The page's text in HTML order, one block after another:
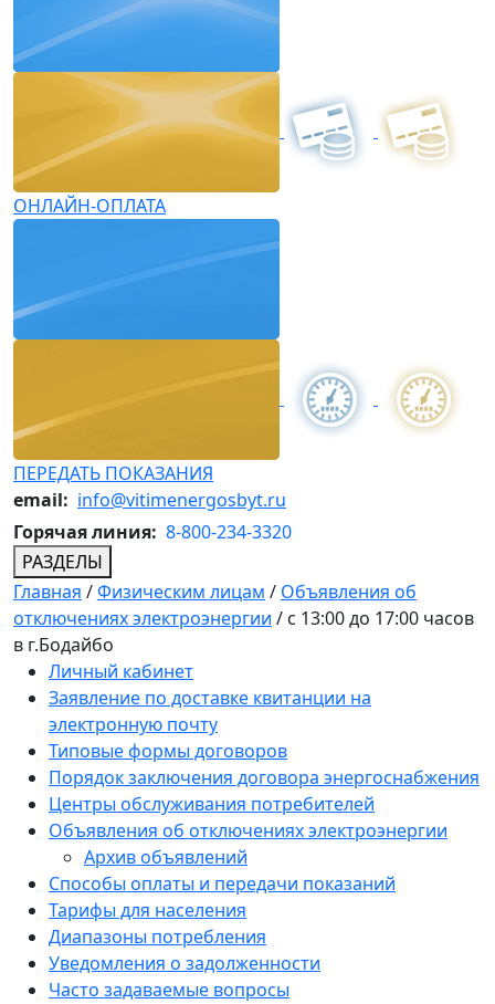
ОНЛАЙН-ОПЛАТА
ПЕРЕДАТЬ ПОКАЗАНИЯ
email: info@vitimenergosbyt.ru
Горячая линия: 8-800-234-3320
РАЗДЕЛЫ
Главная /Физическим лицам / Объявления об
отключениях электроэнергии / с 13:00 до 17:00 часов
в г.Бодайбо
Личный кабинет
Заявление по доставке квитанции на
электронную почту
Типовые формы договоров
Порядок заключения договора энергоснабжения
Центры обслуживания потребителей
Объявления об отключениях электроэнергии
Архив объявлений
Способы оплаты и передачи показаний
Тарифы для населения
Диапазоны потребления
Уведомления о задолженности
Часто задаваемые вопросы